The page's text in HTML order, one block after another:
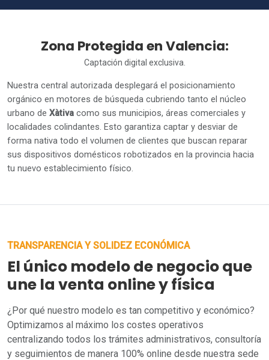
Zona Protegida en Valencia:
Captación digital exclusiva.
Nuestra central autorizada desplegará el posicionamiento
orgánico en motores de búsqueda cubriendo tanto el núcleo
urbano de Xàtiva como sus municipios, áreas comerciales y
localidades colindantes. Esto garantiza captar y desviar de
forma nativa todo el volumen de clientes que buscan reparar
sus dispositivos domésticos robotizados en la provincia hacia
tu nuevo establecimiento físico.
TRANSPARENCIA Y SOLIDEZ ECONÓMICA
El único modelo de negocio que
une la venta online y física
¿Por qué nuestro modelo es tan competitivo y económico?
Optimizamos al máximo los costes operativos
centralizando todos los trámites administrativos, consultoría
y seguimientos de manera 100% online desde nuestra sede